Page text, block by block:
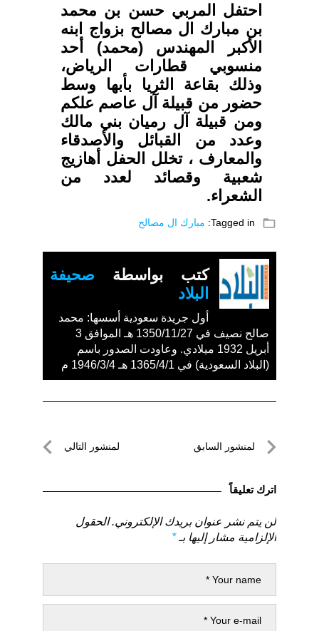
احتفل المربي حسن بن محمد
بن مبارك ال مصالح بزواج ابنه
الأكبر المهندس (محمد) أحد
منسوبي قطارات الرياض،
وذلك بقاعة الثريا بأبها وسط
حضور من قبيلة آل عاصم علكم
ومن قبيلة آل رميان بني مالك
وعدد من القبائل والأصدقاء
والمعارف ، تخلل الحفل أهازيج
شعبية وقصائد لعدد من
الشعراء.
folder_open
Tagged in: مبارك ال مصالح
كتب بواسطة صحيفة
البلاد
أول جريدة سعودية أسسها: محمد
صالح نصيف في 1350/11/27 هـ الموافق 3
أبريل 1932 ميلادي. وعاودت الصدور باسم
(البلاد السعودية) في 1365/4/1 هـ 1946/3/4 م
تصفّحلمنشور السابق
السابق
لمنشور التالي
اترك تعليقاً
لن يتم نشر عنوان بريدك الإلكتروني. الحقول
الإلزامية مشار إليها بـ*